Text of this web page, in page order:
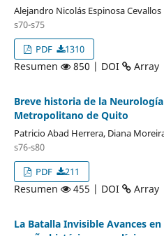
Alejandro Nicolás Espinosa Cevallos
s70-s75
PDF
1310
Resumen 850 | DOI Array
Breve historia de la
Metropolitano de Quito
Patricio Abad Herrera, Diana
s76-s80
PDF
211
Resumen 455 | DOI Array
La Batalla Invisible Avances